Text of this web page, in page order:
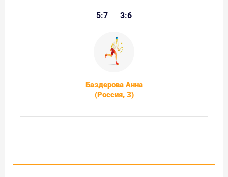
5:7 3:6
Баздерова Анна
(Россия, 3)